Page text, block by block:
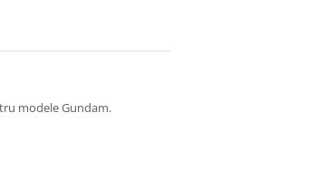
modele Gundam.